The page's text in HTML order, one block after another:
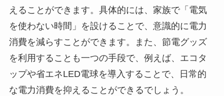
えることができます。具体的には、家族で「電気
を使わない時間」を設けることで、意識的に電力
消費を減らすことができます。また、節電グッズ
を利用することも一つの手段で、例えば、エコタ
ップや省エネLED電球を導入することで、日常的
な電力消費を抑えることができるでしょう。